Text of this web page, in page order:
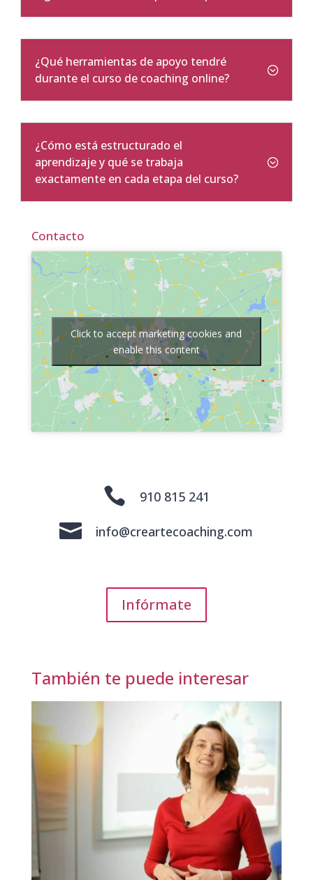
¿Qué herramientas de apoyo tendré
durante el curso de coaching online?
¿Cómo está estructurado el
aprendizaje y qué se trabaja
exactamente en cada etapa del curso?
Contacto
Click to accept marketing cookies and
enable this content
 910 815 241
 info@creartecoaching.com
Infórmate
También te puede interesar